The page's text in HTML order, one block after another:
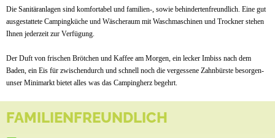
Die Sanitäranlagen sind komfortabel und familien-, sowie behindertenfreundlich. Eine gut
ausgestattete Campingküche und Wäscheraum mit Waschmaschinen und Trockner stehen
Ihnen jederzeit zur Verfügung.
Der Duft von frischen Brötchen und Kaffee am Morgen, ein lecker Imbiss nach dem
Baden, ein Eis für zwischendurch und schnell noch die vergessene Zahnbürste besorgen-
unser Minimarkt bietet alles was das Campingherz begehrt.
FAMILIENFREUNDLICH